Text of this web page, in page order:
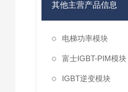
其他主营产品信息
电梯功率模块
富士IGBT-PIM模块
IGBT逆变模块